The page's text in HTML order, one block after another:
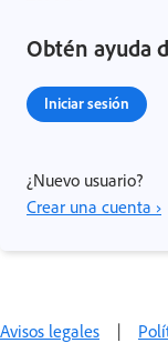
Obtén ayuda
Iniciar sesión
¿Nuevo usuario?
Crear una cuenta ›
Avisos legales |